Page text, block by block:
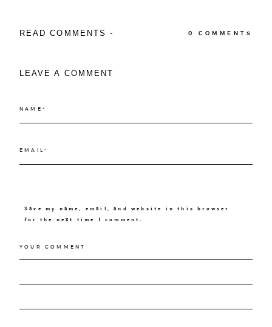
READ COMMENTS - 0 COMMENTS
LEAVE A COMMENT
Save my name, email, and website in this browser
for the next time I comment.